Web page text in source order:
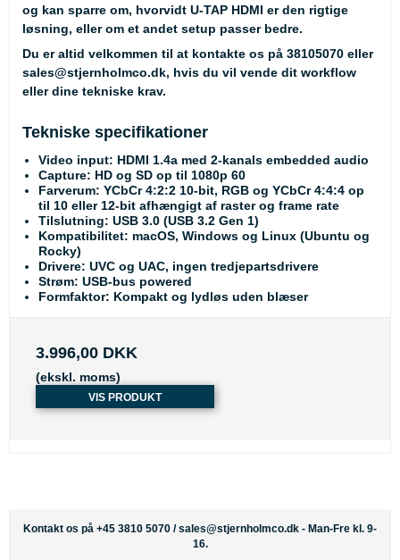
og kan sparre om, hvorvidt U-TAP HDMI er den rigtige
løsning, eller om et andet setup passer bedre.
Du er altid velkommen til at kontakte os på 38105070 eller
sales@stjernholmco.dk, hvis du vil vende dit workflow
eller dine tekniske krav.
Tekniske specifikationer
Video input: HDMI 1.4a med 2-kanals embedded audio
Capture: HD og SD op til 1080p 60
Farverum: YCbCr 4:2:2 10-bit, RGB og YCbCr 4:4:4 op
til 10 eller 12-bit afhængigt af raster og frame rate
Tilslutning: USB 3.0 (USB 3.2 Gen 1)
Kompatibilitet: macOS, Windows og Linux (Ubuntu og
Rocky)
Drivere: UVC og UAC, ingen tredjepartsdrivere
Strøm: USB-bus powered
Formfaktor: Kompakt og lydløs uden blæser
3.996,00 DKK
(ekskl. moms)
VIS PRODUKT
Kontakt os på +45 3810 5070 /sales@stjernholmco.dk - Man-Fre kl. 9-
16.